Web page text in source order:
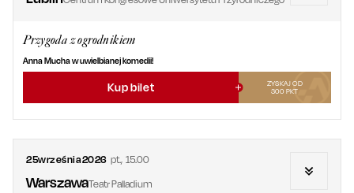
Przygoda z ogrodnikiem
Anna Mucha w uwielbianej komedii!
Kup bilet
ZYSKAJ OD
300 PKT
25września2026 pt., 15.00
WarszawaTeatr Palladium